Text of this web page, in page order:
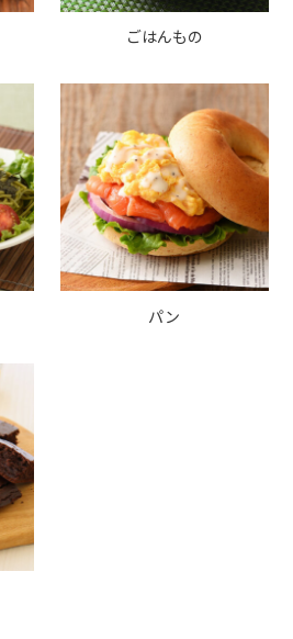
ごはんもの
パン